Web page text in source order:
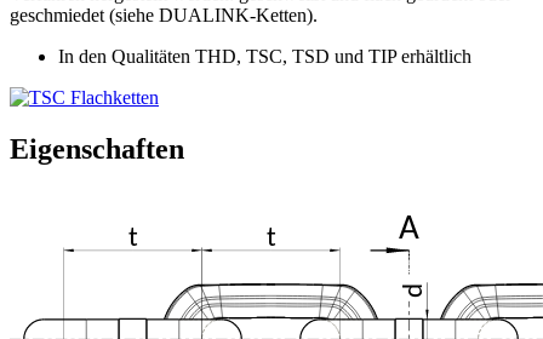
geschmiedet (siehe DUALINK-Ketten).
In den Qualitäten THD, TSC, TSD und TIP erhältlich
Eigenschaften